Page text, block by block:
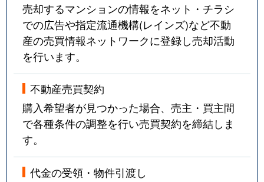
売却するマンションの情報をネット・チラシ
での広告や指定流通機構(レインズ)など不動
産の売買情報ネットワークに登録し売却活動
を行います。
不動産売買契約
購入希望者が見つかった場合、売主・買主間
で各種条件の調整を行い売買契約を締結しま
す。
代金の受領・物件引渡し